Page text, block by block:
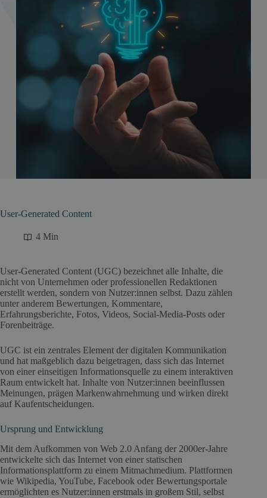
User-Generated Content
4 Min
User-Generated Content (UGC) bezeichnet alle Inhalte, die
nicht von Unternehmen oder professionellen Redaktionen
erstellt werden, sondern von Nutzer:innen selbst. Dazu zählen
unter anderem Bewertungen, Kommentare,
Erfahrungsberichte, Fotos, Videos, Social-Media-Posts oder
Forenbeiträge.
UGC ist ein zentrales Element der digitalen Kommunikation
und hat maßgeblich dazu beigetragen, dass sich das Internet
von einer einseitigen Informationsquelle zu einem interaktiven
Raum entwickelt hat. Inhalte von Nutzer:innen beeinflussen
Meinungen, prägen Markenwahrnehmung und wirken direkt
auf Kaufentscheidungen.
Ursprung und Entwicklung
Mit dem Aufkommen von Web 2.0 Anfang der 2000er-Jahre
entwickelte sich das Internet von einer statischen
Informationsplattform zu einem Mitmachmedium. Plattformen
wie Wikipedia, YouTube, Facebook oder Bewertungsportale
ermöglichten es Nutzer:innen erstmals in großem Stil, selbst